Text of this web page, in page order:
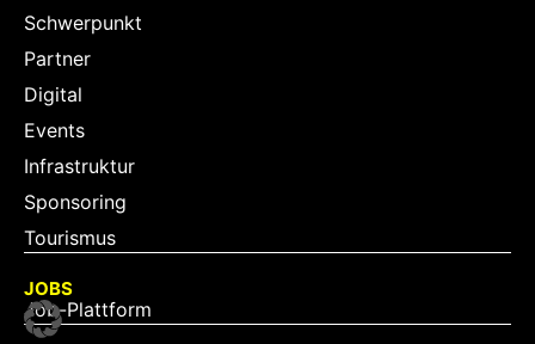
Schwerpunkt
Partner
Digital
Events
Infrastruktur
Sponsoring
Tourismus
JOBS
Job-Plattform